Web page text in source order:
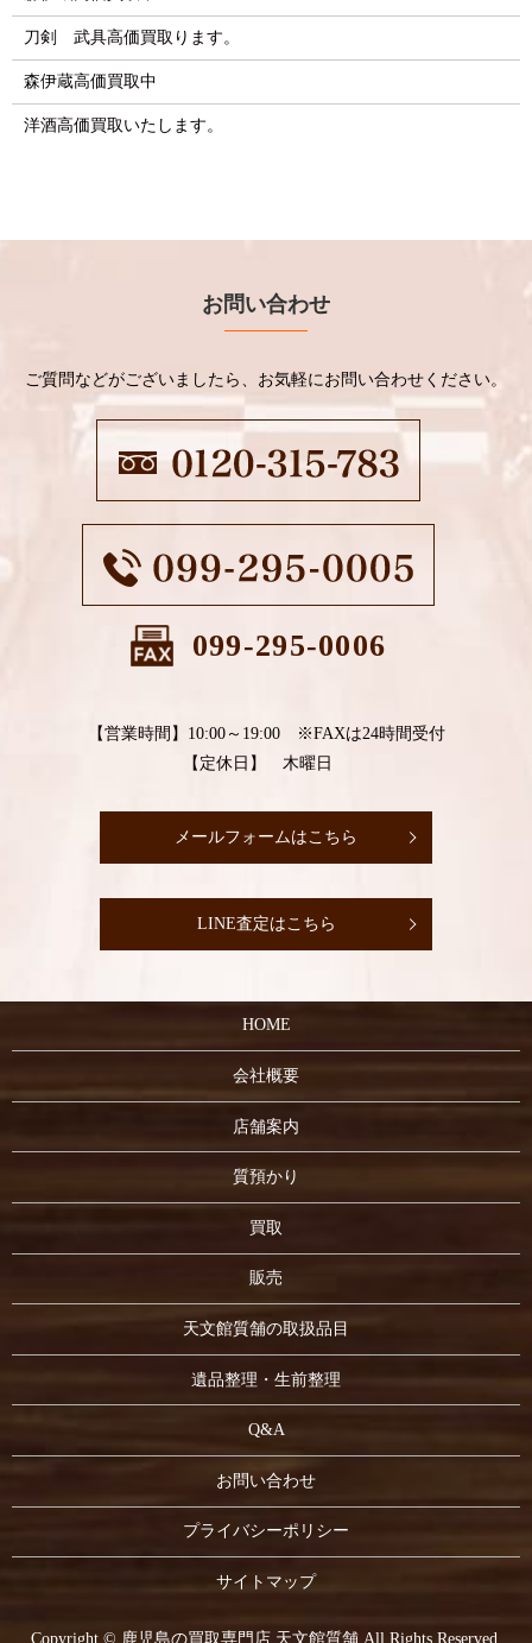
刀剣 武具高価買取ります。
森伊蔵高価買取中
洋酒高価買取いたします。
お問い合わせ
ご質問などがございましたら、お気軽にお問い合わせください。
099-295-0006
【営業時間】10:00～19:00 ※FAXは24時間受付
【定休日】 木曜日
メールフォームはこちら
LINE査定はこちら
HOME
会社概要
店舗案内
質預かり
買取
販売
天文館質舗の取扱品目
遺品整理・生前整理
Q&A
お問い合わせ
プライバシーポリシー
サイトマップ
Copyright © 鹿児島の買取専門店 天文館質舗 All Rights Reserved.